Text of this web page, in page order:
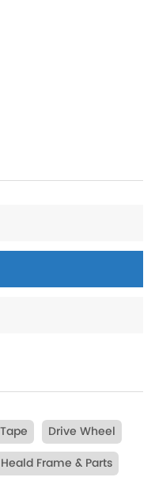
Drive Wheel
Heald Frame & Parts